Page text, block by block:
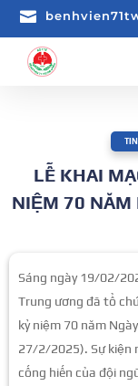

LỄ KHAI
NIỆM 70 NĂM
Sáng ngày 19/02/
Trung ương đã tổ
kỷ niệm 70 năm
27/2/2025). Sự kiện
cống hiến của đội